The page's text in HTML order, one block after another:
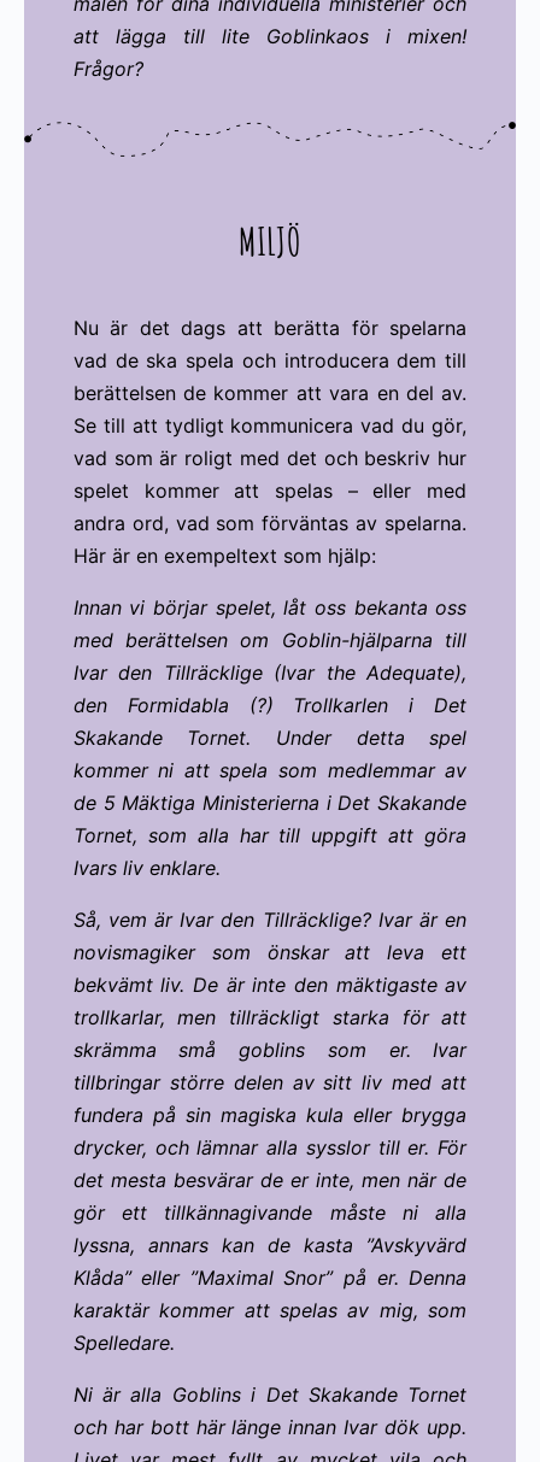
att lägga till lite Goblinkaos i mixen!
Frågor?
MILJÖ
Nu är det dags att berätta för spelarna
vad de ska spela och introducera dem till
berättelsen de kommer att vara en del av.
Se till att tydligt kommunicera vad du gör,
vad som är roligt med det och beskriv hur
spelet kommer att spelas – eller med
andra ord, vad som förväntas av spelarna.
Här är en exempeltext som hjälp:
Innan vi börjar spelet, låt oss bekanta oss
med berättelsen om Goblin-hjälparna till
Ivar den Tillräcklige (Ivar the Adequate),
den Formidabla (?) Trollkarlen i Det
Skakande Tornet. Under detta spel
kommer ni att spela som medlemmar av
de 5 Mäktiga Ministerierna i Det Skakande
Tornet, som alla har till uppgift att göra
Ivars liv enklare.
Så, vem är Ivar den Tillräcklige? Ivar är en
novismagiker som önskar att leva ett
bekvämt liv. De är inte den mäktigaste av
trollkarlar, men tillräckligt starka för att
skrämma små goblins som er. Ivar
tillbringar större delen av sitt liv med att
fundera på sin magiska kula eller brygga
drycker, och lämnar alla sysslor till er. För
det mesta besvärar de er inte, men när de
gör ett tillkännagivande måste ni alla
lyssna, annars kan de kasta ”Avskyvärd
Klåda” eller ”Maximal Snor” på er. Denna
karaktär kommer att spelas av mig, som
Spelledare.
Ni är alla Goblins i Det Skakande Tornet
och har bott här länge innan Ivar dök upp.